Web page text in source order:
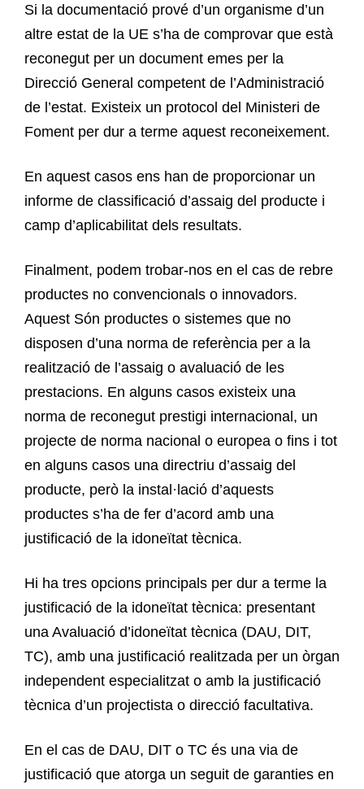
Si la documentació prové d’un organisme d’un
altre estat de la UE s’ha de comprovar que està
reconegut per un document emes per la
Direcció General competent de l’Administració
de l’estat. Existeix un protocol del Ministeri de
Foment per dur a terme aquest reconeixement.
En aquest casos ens han de proporcionar un
informe de classificació d’assaig del producte i
camp d’aplicabilitat dels resultats.
Finalment, podem trobar-nos en el cas de rebre
productes no convencionals o innovadors.
Aquest Són productes o sistemes que no
disposen d’una norma de referència per a la
realització de l’assaig o avaluació de les
prestacions. En alguns casos existeix una
norma de reconegut prestigi internacional, un
projecte de norma nacional o europea o fins i tot
en alguns casos una directriu d’assaig del
producte, però la instal·lació d’aquests
productes s’ha de fer d’acord amb una
justificació de la idoneïtat tècnica.
Hi ha tres opcions principals per dur a terme la
justificació de la idoneïtat tècnica: presentant
una Avaluació d’idoneïtat tècnica (DAU, DIT,
TC), amb una justificació realitzada per un òrgan
independent especialitzat o amb la justificació
tècnica d’un projectista o direcció facultativa.
En el cas de DAU, DIT o TC és una via de
justificació que atorga un seguit de garanties en